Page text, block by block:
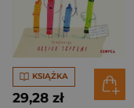
KSIĄŻKA
29,28 zł